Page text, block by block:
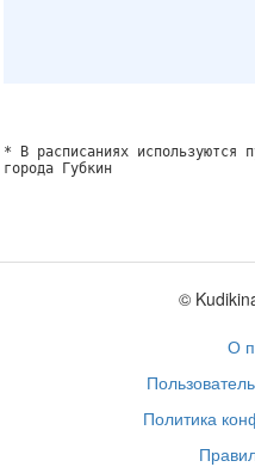
* В расписаниях используются
города Губкин
©
О
Политика